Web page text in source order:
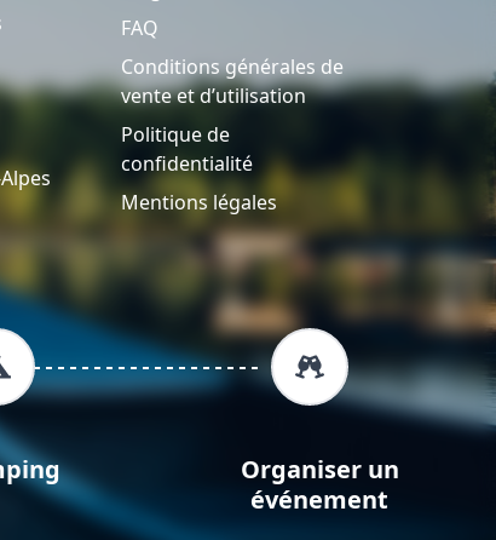
FAQ
Conditions générales de
vente et d’utilisation
Politique de
confidentialité
Mentions légales
Organiser un
événement